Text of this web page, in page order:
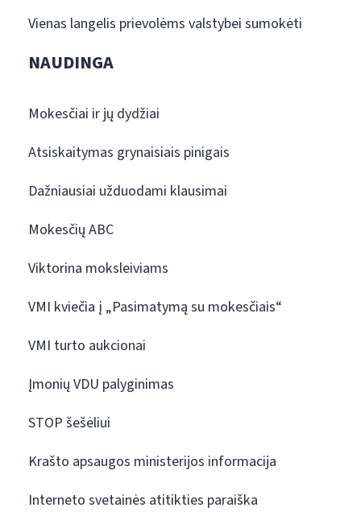
Vienas langelis prievolėms valstybei sumokėti
NAUDINGA
Mokesčiai ir jų dydžiai
Atsiskaitymas grynaisiais pinigais
Dažniausiai užduodami klausimai
Mokesčių ABC
Viktorina moksleiviams
VMI kviečia į „Pasimatymą su mokesčiais“
VMI turto aukcionai
Įmonių VDU palyginimas
STOP šešėliui
Krašto apsaugos ministerijos informacija
Interneto svetainės atitikties paraiška